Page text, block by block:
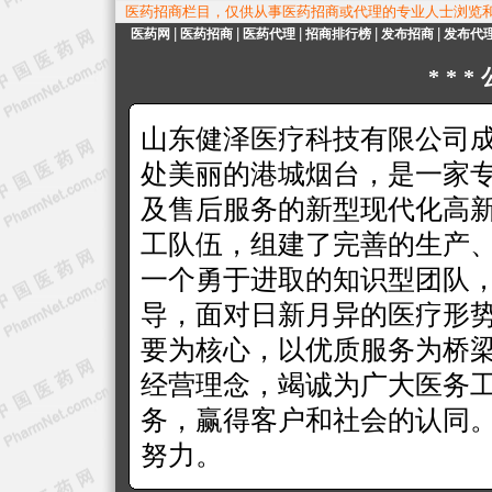
医药招商栏目，仅供从事医药招商或代理的专业人士浏览
医药网 医药招商 医药代理 招商排行榜 发布招商 发布代
***
山东健泽医疗科技有限公司
处美丽的港城烟台，是一家
及售后服务的新型现代化高
工队伍，组建了完善的生产
一个勇于进取的知识型团队
导，面对日新月异的医疗形
要为核心，以优质服务为桥
经营理念，竭诚为广大医务
务，赢得客户和社会的认同
努力。